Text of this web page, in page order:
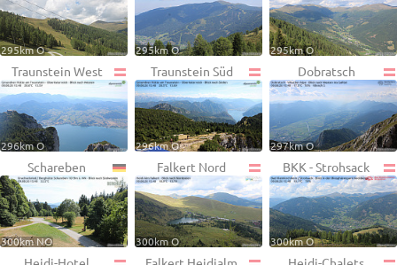
295km O 295km O 295km O
Traunstein West
296km O
Traunstein Süd
296km O
Dobratsch
297km O
Schareben
300km NO
Falkert Nord
300km O
BKK - Strohsack
300km O